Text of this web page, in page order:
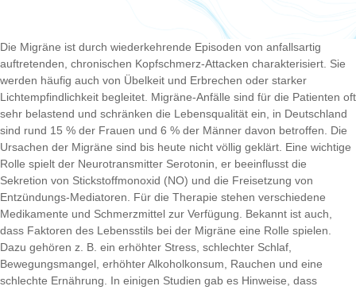
Die Migräne ist durch wiederkehrende Episoden von anfallsartig
auftretenden, chronischen Kopfschmerz-Attacken charakterisiert. Sie
werden häufig auch von Übelkeit und Erbrechen oder starker
Lichtempfindlichkeit begleitet. Migräne-Anfälle sind für die Patienten oft
sehr belastend und schränken die Lebensqualität ein, in Deutschland
sind rund 15 % der Frauen und 6 % der Männer davon betroffen. Die
Ursachen der Migräne sind bis heute nicht völlig geklärt. Eine wichtige
Rolle spielt der Neurotransmitter Serotonin, er beeinflusst die
Sekretion von Stickstoffmonoxid (NO) und die Freisetzung von
Entzündungs-Mediatoren. Für die Therapie stehen verschiedene
Medikamente und Schmerzmittel zur Verfügung. Bekannt ist auch,
dass Faktoren des Lebensstils bei der Migräne eine Rolle spielen.
Dazu gehören z. B. ein erhöhter Stress, schlechter Schlaf,
Bewegungsmangel, erhöhter Alkoholkonsum, Rauchen und eine
schlechte Ernährung. In einigen Studien gab es Hinweise, dass